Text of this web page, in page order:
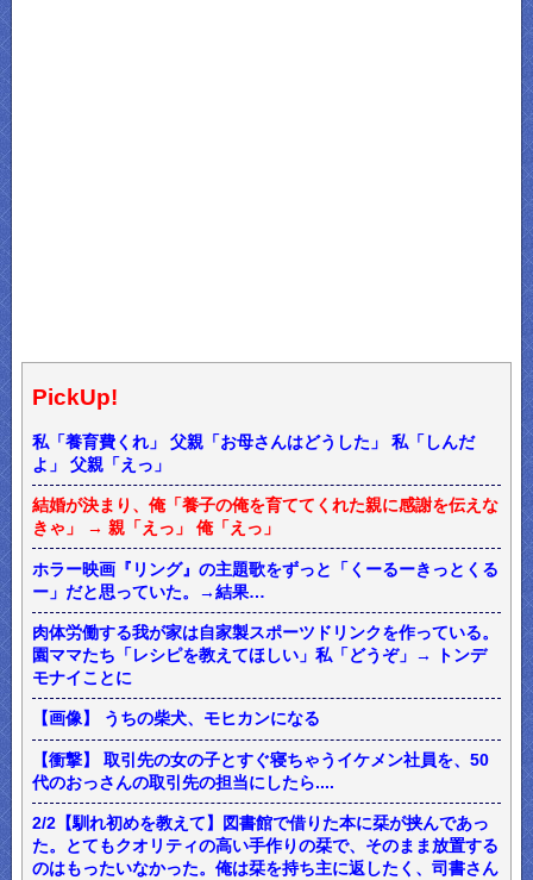
PickUp!
私「養育費くれ」 父親「お母さんはどうした」 私「しんだ
よ」 父親「えっ」
結婚が決まり、俺「養子の俺を育ててくれた親に感謝を伝えな
きゃ」 → 親「えっ」 俺「えっ」
ホラー映画『リング』の主題歌をずっと「くーるーきっとくる
ー」だと思っていた。→結果…
肉体労働する我が家は自家製スポーツドリンクを作っている。
園ママたち「レシピを教えてほしい」私「どうぞ」→ トンデ
モナイことに
【画像】 うちの柴犬、モヒカンになる
【衝撃】 取引先の女の子とすぐ寝ちゃうイケメン社員を、50
代のおっさんの取引先の担当にしたら....
2/2【馴れ初めを教えて】図書館で借りた本に栞が挟んであっ
た。とてもクオリティの高い手作りの栞で、そのまま放置する
のはもったいなかった。俺は栞を持ち主に返したく、司書さん